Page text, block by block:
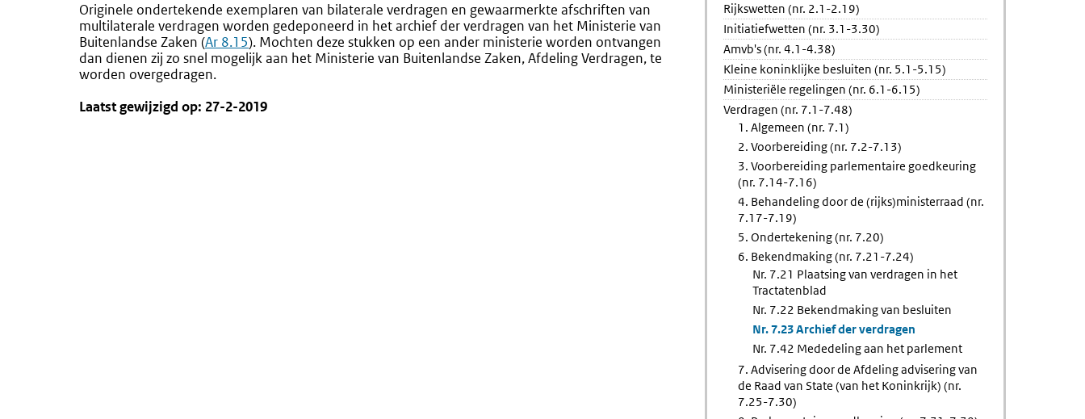
Bekendmaking
Van
Besluiten
Mededeling
Parlement
Originele ondertekende exemplaren van bilaterale verdragen en gewaarmerkte afschriften van
multilaterale verdragen worden gedeponeerd in het archief der verdragen van het Ministerie van
Buitenlandse Zaken (Ar 8.15). Mochten deze stukken op een ander ministerie worden ontvangen
dan dienen zij zo snel mogelijk aan het Ministerie van Buitenlandse Zaken, Afdeling Verdragen, te
worden overgedragen.
Laatst gewijzigd op: 27-2-2019
Rijkswetten (nr. 2.1-2.19)
Initiatiefwetten (nr. 3.1-3.30)
Amvb's (nr. 4.1-4.38)
Kleine koninklijke besluiten (nr. 5.1-5.15)
Ministeriële regelingen (nr. 6.1-6.15)
Verdragen (nr. 7.1-7.48)
1. Algemeen (nr. 7.1)
2. Voorbereiding (nr. 7.2-7.13)
3. Voorbereiding parlementaire goedkeuring
(nr. 7.14-7.16)
4. Behandeling door de (rijks)ministerraad (nr.
7.17-7.19)
5. Ondertekening (nr. 7.20)
6. Bekendmaking (nr. 7.21-7.24)
Nr. 7.21 Plaatsing van verdragen in het
Tractatenblad
Nr. 7.22 Bekendmaking van besluiten
Nr. 7.23 Archief der verdragen
Nr. 7.42 Mededeling aan het parlement
7. Advisering door de Afdeling advisering van
de Raad van State (van het Koninkrijk) (nr.
7.25-7.30)